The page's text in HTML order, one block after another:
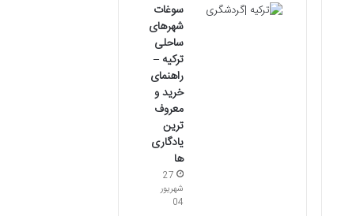
سوغات
شهرهای
ساحلی
ترکیه –
راهنمای
خرید و
معروف
ترین
یادگاری
ها
27
شهریور
04